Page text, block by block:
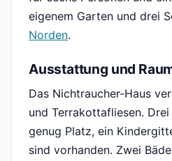
eigenem Garten und drei
Norden.
Ausstattung und
Das Nichtraucher-Haus
und Terrakottafliesen.
genug Platz, ein
sind vorhanden. Zwei